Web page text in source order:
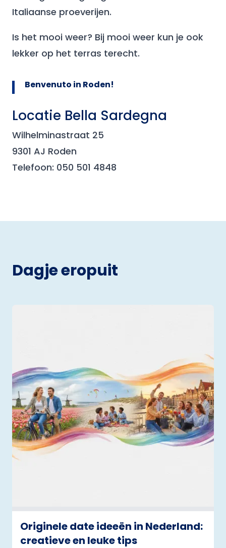
Italiaanse proeverijen.
Is het mooi weer? Bij mooi weer kun je ook
lekker op het terras terecht.
Benvenuto in Roden!
Locatie Bella Sardegna
Wilhelminastraat 25
9301 AJ Roden
Telefoon: 050 501 4848
Dagje eropuit
Originele date ideeën in Nederland:
creatieve en leuke tips